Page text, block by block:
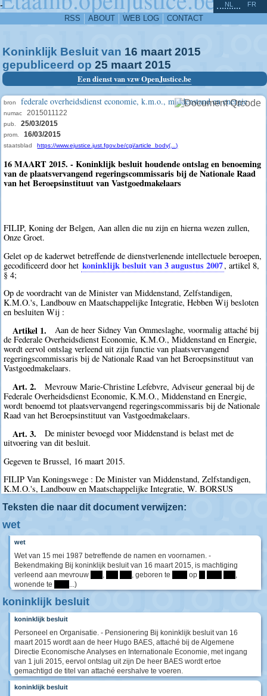
-
RSS ABOUT WEB LOG CONTACT
NL FR
Koninklijk Besluit van 16 maart 2015
gepubliceerd op 25 maart 2015
Een dienst van vzw OpenJustice.be
bron federale overheidsdienst economie, k.m.o., middenstand en energie
numac 2015011122
pub. 25/03/2015
prom. 16/03/2015
staatsblad https://www.ejustice.just.fgov.be/cgi/article_body(...)
16 MAART 2015. - Koninklijk besluit houdende ontslag en benoeming
van de plaatsvervangend regeringscommissaris bij de Nationale Raad
van het Beroepsinstituut van Vastgoedmakelaars
FILIP, Koning der Belgen, Aan allen die nu zijn en hierna wezen zullen,
Onze Groet.
Gelet op de kaderwet betreffende de dienstverlenende intellectuele beroepen,
gecodificeerd door het koninklijk besluit van 3 augustus 2007, artikel 8,
§ 4;
Op de voordracht van de Minister van Middenstand, Zelfstandigen,
K.M.O.'s, Landbouw en Maatschappelijke Integratie, Hebben Wij besloten
en besluiten Wij :
Artikel 1.
Aan de heer Sidney Van Ommeslaghe, voormalig attaché bij
de Federale Overheidsdienst Economie, K.M.O., Middenstand en Energie,
wordt eervol ontslag verleend uit zijn functie van plaatsvervangend
regeringscommissaris bij de Nationale Raad van het Beroepsinstituut van
Vastgoedmakelaars.
Art. 2.
Mevrouw Marie-Christine Lefebvre, Adviseur generaal bij de
Federale Overheidsdienst Economie, K.M.O., Middenstand en Energie,
wordt benoemd tot plaatsvervangend regeringscommissaris bij de Nationale
Raad van het Beroepsinstituut van Vastgoedmakelaars.
Art. 3.
De minister bevoegd voor Middenstand is belast met de
uitvoering van dit besluit.
Gegeven te Brussel, 16 maart 2015.
FILIP Van Koningswege : De Minister van Middenstand, Zelfstandigen,
K.M.O.'s, Landbouw en Maatschappelijke Integratie, W. BORSUS
Teksten die naar dit document verwijzen:
wet
wet
Wet van 15 mei 1987 betreffende de namen en voornamen. -
Bekendmaking Bij koninklijk besluit van 16 maart 2015, is machtiging
verleend aan mevrouw
, , geboren te op
,
wonende te
...)
koninklijk besluit
koninklijk besluit
Personeel en Organisatie. - Pensionering Bij koninklijk besluit van 16
maart 2015 wordt aan de heer Hugo BAES, attaché bij de Algemene
Directie Economische Analyses en Internationale Economie, met ingang
van 1 juli 2015, eervol ontslag uit zijn De heer BAES wordt ertoe
gemachtigd de titel van attaché eershalve te voeren.
koninklijk besluit
^